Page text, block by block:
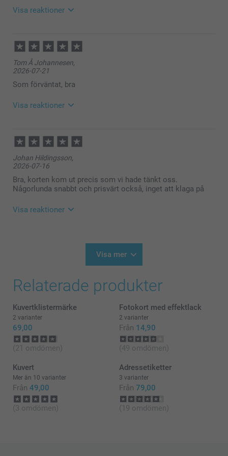
Varma hälsningar,
Kirsi @smartphoto
Visa reaktioner
11:40
Hej Jeanette,
Tusen tack för dina ⭐️⭐️⭐️⭐️⭐️ och fina ord! 💕
Vad roligt att du är nöjd med dina fotokort – det gör
oss verkligen glada.
Önskar dig en riktigt fin dag!
Varma hälsningar,
Kirsi @smartphoto
Tom Å Johannesen,
2026-07-21
Som förväntat, bra
Visa reaktioner
11:03
Hej Tom,
Stort tack för dina ⭐️⭐️⭐️⭐️⭐️ och omdöme, vi är glada
att du är nöjd med dina fotokort 😊
Vi önskar dig en fin sommar!
Vänliga hälsningar,
Johan Hildingsson,
2026-07-16
Bra, korten kom ut precis som vi hade tänkt oss.
Någorlunda snabbt och prisvärt också, inget att klaga på
Visa reaktioner
att du är nöjd med dina fotokort 😊
Vänliga hälsningar,
Visa mer
Relaterade produkter
Kuvertklistermärke
2 varianter
69,00
(21 omdömen)
Fotokort med effektlack
2 varianter
Från 14,90
(49 omdömen)
Kuvert
Mer än 10 varianter
Från 49,00
(3 omdömen)
Adressetiketter
3 varianter
Från 79,00
(19 omdömen)